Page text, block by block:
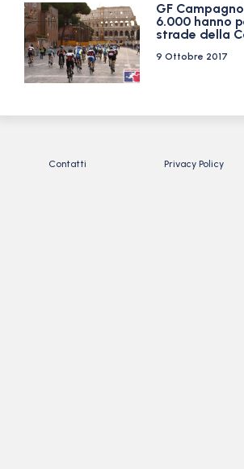
GF
6.000 hanno
strade della
9 Ottobre 2017
Contatti Privacy Policy